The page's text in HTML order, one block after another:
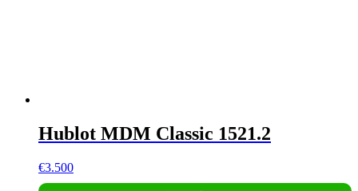
Hublot MDM Classic 1521.2
€3.500